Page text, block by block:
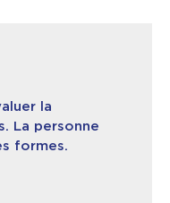
la
La personne
formes.